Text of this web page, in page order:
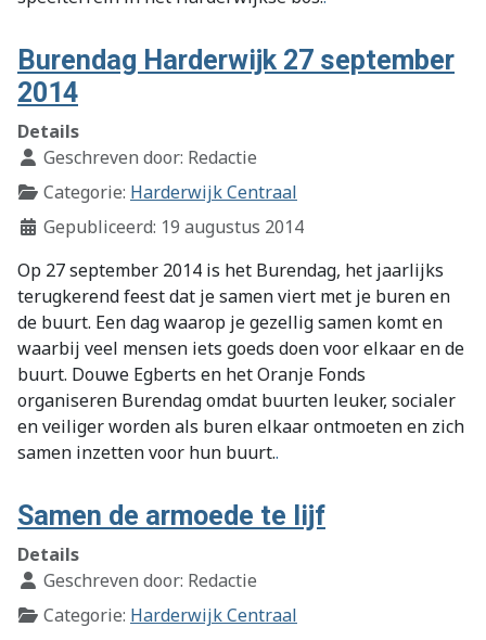
Burendag Harderwijk 27 september
2014
Details
Geschreven door: Redactie
Categorie: Harderwijk Centraal
Gepubliceerd: 19 augustus 2014
Op 27 september 2014 is het Burendag, het jaarlijks
terugkerend feest dat je samen viert met je buren en
de buurt. Een dag waarop je gezellig samen komt en
waarbij veel mensen iets goeds doen voor elkaar en de
buurt. Douwe Egberts en het Oranje Fonds
organiseren Burendag omdat buurten leuker, socialer
en veiliger worden als buren elkaar ontmoeten en zich
samen inzetten voor hun buurt..
Samen de armoede te lijf
Details
Geschreven door: Redactie
Categorie: Harderwijk Centraal